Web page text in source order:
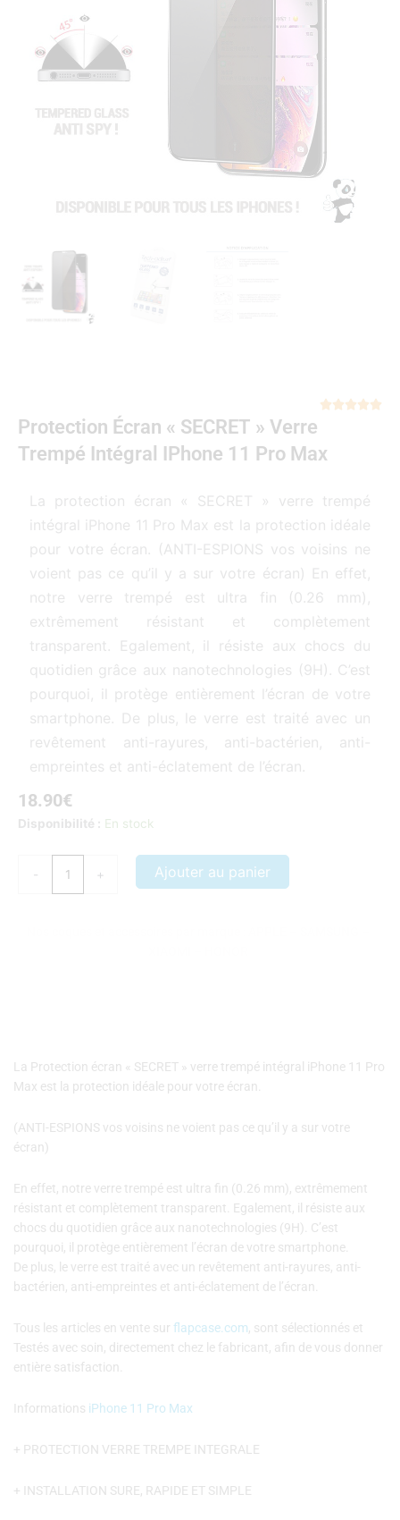

Protection Écran « SECRET » Verre
Trempé Intégral IPhone 11 Pro Max
La protection écran « SECRET » verre trempé
intégral iPhone 11 Pro Max est la protection idéale
pour votre écran. (ANTI-ESPIONS vos voisins ne
voient pas ce qu’il y a sur votre écran) En effet,
notre verre trempé est ultra fin (0.26 mm),
extrêmement résistant et complètement
transparent. Egalement, il résiste aux chocs du
quotidien grâce aux nanotechnologies (9H). C’est
pourquoi, il protège entièrement l’écran de votre
smartphone. De plus, le verre est traité avec un
revêtement anti-rayures, anti-bactérien, anti-
empreintes et anti-éclatement de l’écran.
18.90€
Disponibilité : En stock
-
quantité
+ Ajouter au panier
La Protection écran « SECRET » verre trempé intégral iPhone 11 Pro
Max est la protection idéale pour votre écran.
(ANTI-ESPIONS vos voisins ne voient pas ce qu’il y a sur votre
écran)
En effet, notre verre trempé est ultra fin (0.26 mm), extrêmement
résistant et complètement transparent. Egalement, il résiste aux
chocs du quotidien grâce aux nanotechnologies (9H). C’est
pourquoi, il protège entièrement l’écran de votre smartphone.
De plus, le verre est traité avec un revêtement anti-rayures, anti-
bactérien, anti-empreintes et anti-éclatement de l’écran.
Tous les articles en vente sur flapcase.com, sont sélectionnés et
Testés avec soin, directement chez le fabricant, afin de vous donner
entière satisfaction.
Informations iPhone 11 Pro Max
+ PROTECTION VERRE TREMPE INTEGRALE
+ INSTALLATION SURE, RAPIDE ET SIMPLE